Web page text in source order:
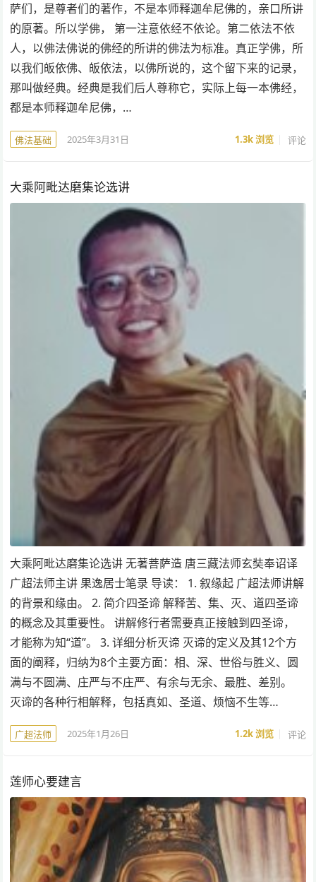
萨们，是尊者们的著作，不是本师释迦牟尼佛的，亲口所讲
的原著。所以学佛， 第一注意依经不依论。第二依法不依
人，以佛法佛说的佛经的所讲的佛法为标准。真正学佛，所
以我们皈依佛、皈依法，以佛所说的，这个留下来的记录，
那叫做经典。经典是我们后人尊称它，实际上每一本佛经，
都是本师释迦牟尼佛，…
佛法基础 2025年3月31日 1.3k浏览 评论
大乘阿毗达磨集论选讲
大乘阿毗达磨集论选讲 无著菩萨造 唐三藏法师玄奘奉诏译
广超法师主讲 果逸居士笔录 导读： 1. 叙缘起 广超法师讲解
的背景和缘由。 2. 简介四圣谛 解释苦、集、灭、道四圣谛
的概念及其重要性。 讲解修行者需要真正接触到四圣谛，
才能称为知“道”。 3. 详细分析灭谛 灭谛的定义及其12个方
面的阐释，归纳为8个主要方面：相、深、世俗与胜义、圆
满与不圆满、庄严与不庄严、有余与无余、最胜、差别。
灭谛的各种行相解释，包括真如、圣道、烦恼不生等…
广超法师 2025年1月26日 1.2k浏览 评论
莲师心要建言